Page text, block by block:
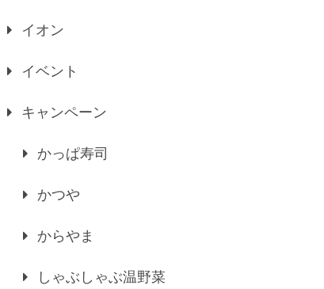
イオン
イベント
キャンペーン
かっぱ寿司
かつや
からやま
しゃぶしゃぶ温野菜